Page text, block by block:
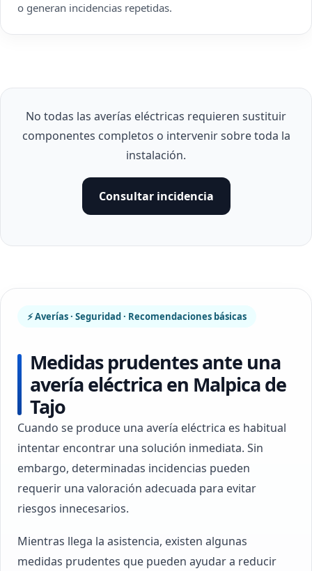
o generan incidencias repetidas.
No todas las averías eléctricas requieren sustituir
componentes completos o intervenir sobre toda la
instalación.
Consultar incidencia
⚡ Averías · Seguridad · Recomendaciones básicas
Medidas prudentes ante una
avería eléctrica en Malpica de
Tajo
Cuando se produce una avería eléctrica es habitual
intentar encontrar una solución inmediata. Sin
embargo, determinadas incidencias pueden
requerir una valoración adecuada para evitar
riesgos innecesarios.
Mientras llega la asistencia, existen algunas
medidas prudentes que pueden ayudar a reducir